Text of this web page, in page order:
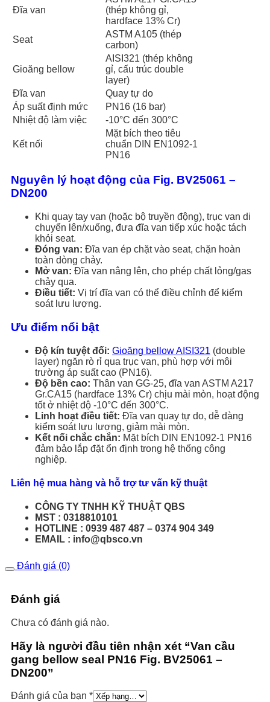
Đĩa van
(thép không gỉ,
hardface 13% Cr)
Seat
ASTM A105 (thép
carbon)
Gioăng bellow
AISI321 (thép không
gỉ, cấu trúc double
layer)
Đĩa van
Quay tự do
Áp suất định mức
PN16 (16 bar)
Nhiệt độ làm việc
-10°C đến 300°C
Kết nối
Mặt bích theo tiêu
chuẩn DIN EN1092-1
PN16
Nguyên lý hoạt động của Fig. BV25061 –
DN200
Khi quay tay van (hoặc bộ truyền động), trục van di
chuyển lên/xuống, đưa đĩa van tiếp xúc hoặc tách
khỏi seat.
Đóng van: Đĩa van ép chặt vào seat, chặn hoàn
toàn dòng chảy.
Mở van: Đĩa van nâng lên, cho phép chất lỏng/gas
chảy qua.
Điều tiết: Vị trí đĩa van có thể điều chỉnh để kiểm
soát lưu lượng.
Ưu điểm nổi bật
Độ kín tuyệt đối: Gioăng bellow AISI321 (double
layer) ngăn rò rỉ qua trục van, phù hợp với môi
trường áp suất cao (PN16).
Độ bền cao: Thân van GG-25, đĩa van ASTM A217
Gr.CA15 (hardface 13% Cr) chịu mài mòn, hoạt động
tốt ở nhiệt độ -10°C đến 300°C.
Linh hoạt điều tiết: Đĩa van quay tự do, dễ dàng
kiểm soát lưu lượng, giảm mài mòn.
Kết nối chắc chắn: Mặt bích DIN EN1092-1 PN16
đảm bảo lắp đặt ổn định trong hệ thống công
nghiệp.
Liên hệ mua hàng và hỗ trợ tư vấn kỹ thuật
CÔNG TY TNHH KỸ THUẬT QBS
MST : 0318810101
HOTLINE : 0939 487 487 – 0374 904 349
EMAIL : info@qbsco.vn
Đánh giá (0)
Đánh giá
Chưa có đánh giá nào.
Hãy là người đầu tiên nhận xét “Van cầu
gang bellow seal PN16 Fig. BV25061 –
DN200”
Đánh giá của bạn *